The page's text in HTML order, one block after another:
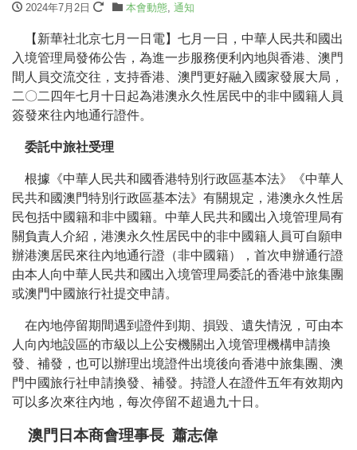
2024年7月2日 本會動態, 通知
【新華社北京七月一日電】七月一日，中華人民共和國出
入境管理局發佈公告，為進一步服務便利內地與香港、澳門
間人員交流交往，支持香港、澳門更好融入國家發展大局，
二〇二四年七月十日起為港澳永久性居民中的非中國籍人員
簽發來往內地通行證件。
委託中旅社受理
根據《中華人民共和國香港特別行政區基本法》《中華人
民共和國澳門特別行政區基本法》有關規定，港澳永久性居
民包括中國籍和非中國籍。中華人民共和國出入境管理局有
關負責人介紹，港澳永久性居民中的非中國籍人員可自願申
辦港澳居民來往內地通行證（非中國籍），首次申辦通行證
由本人向中華人民共和國出入境管理局委託的香港中旅集團
或澳門中國旅行社提交申請。
在內地停留期間遇到證件到期、損毀、遺失情況，可由本
人向內地設區的市級以上公安機關出入境管理機構申請換
發、補發，也可以辦理出境證件出境後向香港中旅集團、澳
門中國旅行社申請換發、補發。持證人在證件五年有效期內
可以多次來往內地，每次停留不超過九十日。
澳門日本商會理事長 蕭志偉